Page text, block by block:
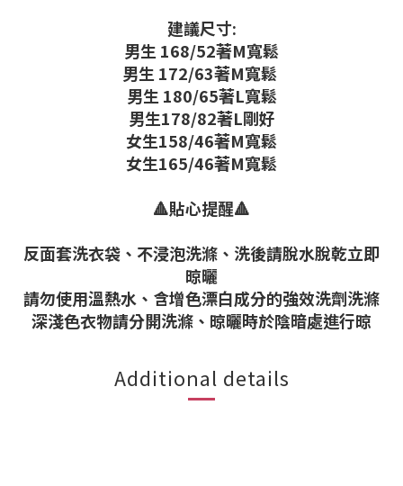
建議尺寸:
男生 168/52著M寬鬆
男生 172/63著M寬鬆
男生 180/65著L寬鬆
男生178/82著L剛好
女生158/46著M寬鬆
女生165/46著M寬鬆
🔺貼心提醒🔺
反面套洗衣袋、不浸泡洗滌、洗後請脫水脫乾立即
晾曬
請勿使用溫熱水、含增色漂白成分的強效洗劑洗滌
深淺色衣物請分開洗滌、晾曬時於陰暗處進行晾
Additional details